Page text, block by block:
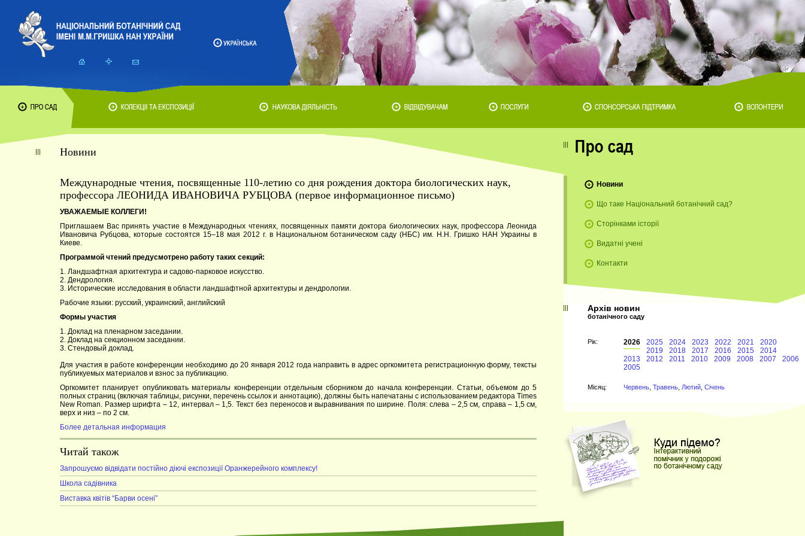
Новини
Международные чтения, посвященные 110-летию со дня рождения доктора биологических наук,
профессора ЛЕОНИДА ИВАНОВИЧА РУБЦОВА (первое информационное письмо)
УВАЖАЕМЫЕ КОЛЛЕГИ!
Приглашаем Вас принять участие в Международных чтениях, посвященных памяти доктора биологических наук, профессора Леонида
Ивановича Рубцова, которые состоятся 15–18 мая 2012 г. в Национальном ботаническом саду (НБС) им. Н.Н. Гришко НАН Украины в
Киеве.
Программой чтений предусмотрено работу таких секций:
1. Ландшафтная архитектура и садово-парковое искусство.
2. Дендрология.
3. Исторические исследования в области ландшафтной архитектуры и дендрологии.
Рабочие языки: русский, украинский, английский
Формы участия
1. Доклад на пленарном заседании.
2. Доклад на секционном заседании.
3. Стендовый доклад.
Для участия в работе конференции необходимо до 20 января 2012 года направить в адрес оргкомитета регистрационную форму, тексты
публикуемых материалов и взнос за публикацию.
Оргкомитет планирует опубликовать материалы конференции отдельным сборником до начала конференции. Статьи, объемом до 5
полных страниц (включая таблицы, рисунки, перечень ссылок и аннотацию), должны быть напечатаны с использованием редактора Times
New Roman. Размер шрифта – 12, интервал – 1,5. Текст без переносов и выравнивания по ширине. Поля: слева – 2,5 см, справа – 1,5 см,
верх и низ – по 2 см.
Более детальная информация
Читай також
Запрошуємо відвідати постійно діючі експозиції Оранжерейного комплексу!
Школа садівника
Виставка квітів “Барви осені”
Новини
Що таке Національний ботанічний сад?
Сторінками історії
Видатні учені
Контакти
Архів новин
ботанічного саду
Рiк: 2026 2025 2024 2023 2022 2021
2020
2019
2018 2017 2016 2015
2014
2013
2012 2011 2010 2009 2008 2007
2006
2005
Мiсяц: Червень Травень Лютий Січень